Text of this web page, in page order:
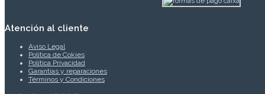
Atención al cliente
Aviso Legal
Política de Cokies
Política Privacidad
Garantías y reparaciones
Términos y Condiciones